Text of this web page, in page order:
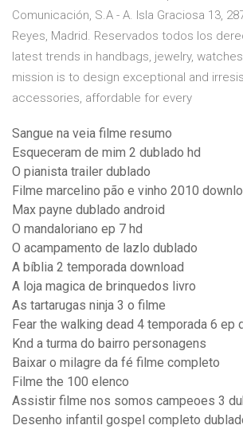
Comunicación, S.A - A. Isla Graciosa 13,
Reyes, Madrid. Reservados todos los
latest trends in handbags, jewelry,
mission is to design exceptional and
accessories, affordable for every
Sangue na veia filme resumo
Esqueceram de mim 2 dublado hd
O pianista trailer dublado
Filme marcelino pão e vinho 2010
Max payne dublado android
O mandaloriano ep 7 hd
O acampamento de lazlo dublado
A bíblia 2 temporada download
A loja magica de brinquedos livro
As tartarugas ninja 3 o filme
Fear the walking dead 4 temporada 6 ep
Knd a turma do bairro personagens
Baixar o milagre da fé filme completo
Filme the 100 elenco
Assistir filme nos somos campeoes 3
Desenho infantil gospel completo